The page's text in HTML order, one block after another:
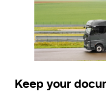
Keep your